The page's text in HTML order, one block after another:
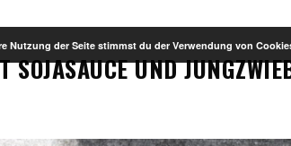
SOJASAUCE UND
Nutzung der Seite stimmst du der Verwendung von